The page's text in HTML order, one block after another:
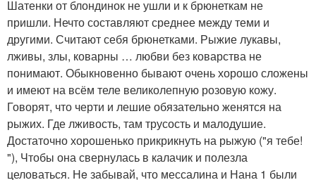
Шатенки от блондинок не ушли и к брюнеткам не
пришли. Нечто составляют среднее между теми и
другими. Считают себя брюнетками. Рыжие лукавы,
лживы, злы, коварны … любви без коварства не
понимают. Обыкновенно бывают очень хорошо сложены
и имеют на всём теле великолепную розовую кожу.
Говорят, что черти и лешие обязательно женятся на
рыжих. Где лживость, там трусость и малодушие.
Достаточно хорошенько прикрикнуть на рыжую ("я тебе!
"), Чтобы она свернулась в калачик и полезла
целоваться. Нe забывай, что мессалина и Нана 1 были